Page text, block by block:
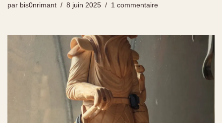
par bis0nrimant 8 juin 2025 1 commentaire